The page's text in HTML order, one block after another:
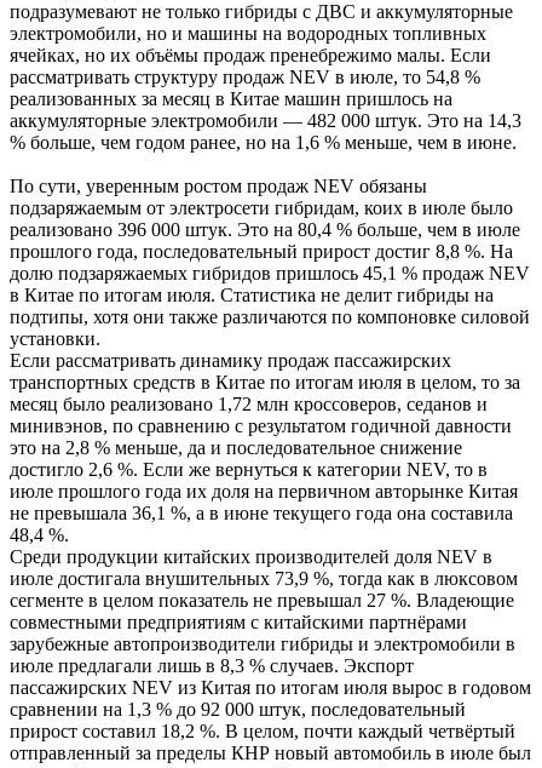
подразумевают не только гибриды с ДВС и аккумуляторные
электромобили, но и машины на водородных топливных
ячейках, но их объёмы продаж пренебрежимо малы. Если
рассматривать структуру продаж NEV в июле, то 54,8 %
реализованных за месяц в Китае машин пришлось на
аккумуляторные электромобили — 482 000 штук. Это на 14,3
% больше, чем годом ранее, но на 1,6 % меньше, чем в июне.
По сути, уверенным ростом продаж NEV обязаны
подзаряжаемым от электросети гибридам, коих в июле было
реализовано 396 000 штук. Это на 80,4 % больше, чем в июле
прошлого года, последовательный прирост достиг 8,8 %. На
долю подзаряжаемых гибридов пришлось 45,1 % продаж NEV
в Китае по итогам июля. Статистика не делит гибриды на
подтипы, хотя они также различаются по компоновке силовой
установки.
Если рассматривать динамику продаж пассажирских
транспортных средств в Китае по итогам июля в целом, то за
месяц было реализовано 1,72 млн кроссоверов, седанов и
минивэнов, по сравнению с результатом годичной давности
это на 2,8 % меньше, да и последовательное снижение
достигло 2,6 %. Если же вернуться к категории NEV, то в
июле прошлого года их доля на первичном авторынке Китая
не превышала 36,1 %, а в июне текущего года она составила
48,4 %.
Среди продукции китайских производителей доля NEV в
июле достигала внушительных 73,9 %, тогда как в люксовом
сегменте в целом показатель не превышал 27 %. Владеющие
совместными предприятиям с китайскими партнёрами
зарубежные автопроизводители гибриды и электромобили в
июле предлагали лишь в 8,3 % случаев. Экспорт
пассажирских NEV из Китая по итогам июля вырос в годовом
сравнении на 1,3 % до 92 000 штук, последовательный
прирост составил 18,2 %. В целом, почти каждый четвёртый
отправленный за пределы КНР новый автомобиль в июле был